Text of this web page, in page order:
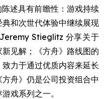
述具有前瞻性：游戏持续
和次世代体验中继续展现
Stieglitz 分享关于
见解；《方舟》路线图的
力于通过优质内容来延长
方舟》仍是公司投资组合中
戏系列之一。